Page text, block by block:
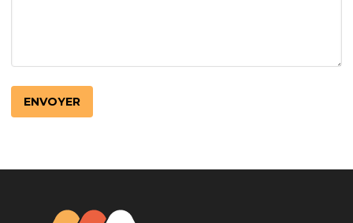
LotoMart
Бай Лото
escort barcelone
https://intimaties.net/es/category/woman-used-
eros houston
albanianescort